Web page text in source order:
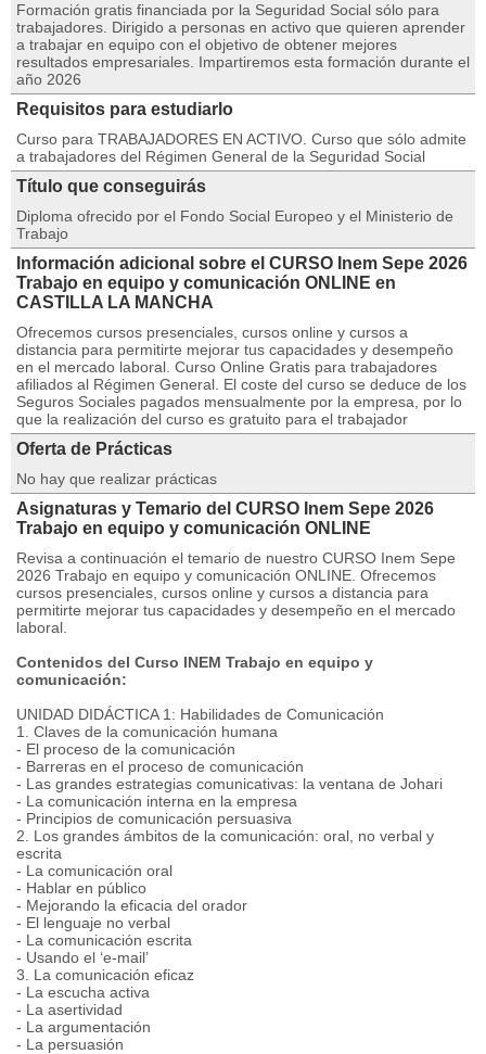
Formación gratis financiada por la Seguridad Social sólo para
trabajadores. Dirigido a personas en activo que quieren aprender
a trabajar en equipo con el objetivo de obtener mejores
resultados empresariales. Impartiremos esta formación durante el
año 2026
Requisitos para estudiarlo
Curso para TRABAJADORES EN ACTIVO. Curso que sólo admite
a trabajadores del Régimen General de la Seguridad Social
Título que conseguirás
Diploma ofrecido por el Fondo Social Europeo y el Ministerio de
Trabajo
Información adicional sobre el CURSO Inem Sepe 2026
Trabajo en equipo y comunicación ONLINE en
CASTILLA LA MANCHA
Ofrecemos cursos presenciales, cursos online y cursos a
distancia para permitirte mejorar tus capacidades y desempeño
en el mercado laboral. Curso Online Gratis para trabajadores
afiliados al Régimen General. El coste del curso se deduce de los
Seguros Sociales pagados mensualmente por la empresa, por lo
que la realización del curso es gratuito para el trabajador
Oferta de Prácticas
No hay que realizar prácticas
Asignaturas y Temario del CURSO Inem Sepe 2026
Trabajo en equipo y comunicación ONLINE
Revisa a continuación el temario de nuestro CURSO Inem Sepe
2026 Trabajo en equipo y comunicación ONLINE. Ofrecemos
cursos presenciales, cursos online y cursos a distancia para
permitirte mejorar tus capacidades y desempeño en el mercado
laboral.
Contenidos del Curso INEM Trabajo en equipo y
comunicación:
UNIDAD DIDÁCTICA 1: Habilidades de Comunicación
1. Claves de la comunicación humana
- El proceso de la comunicación
- Barreras en el proceso de comunicación
- Las grandes estrategias comunicativas: la ventana de Johari
- La comunicación interna en la empresa
- Principios de comunicación persuasiva
2. Los grandes ámbitos de la comunicación: oral, no verbal y
escrita
- La comunicación oral
- Hablar en público
- Mejorando la eficacia del orador
- El lenguaje no verbal
- La comunicación escrita
- Usando el ‘e-mail’
3. La comunicación eficaz
- La escucha activa
- La asertividad
- La argumentación
- La persuasión